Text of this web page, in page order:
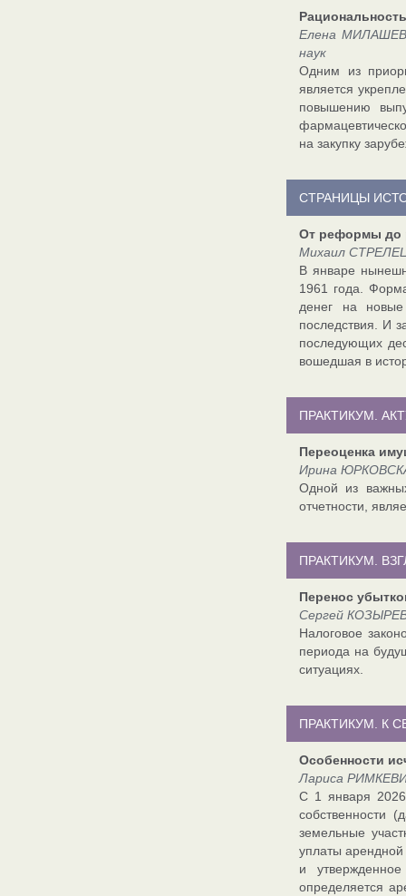
Елена
наук
Одним из
является
повышению
на закупку
СТРАНИЦЫ
От реформы до
Михаил
В январе
1961 года.
денег на
последствия. И
последующих
вошедшая в
ПРАКТИКУМ.
Переоценка
Ирина
Одной из
отчетности,
ПРАКТИКУМ.
Перенос
Сергей
Налоговое
периода на
ситуациях.
ПРАКТИКУМ. К
Особенности
Лариса
С 1 января 2026
собственности
земельные
уплаты
и
определяется